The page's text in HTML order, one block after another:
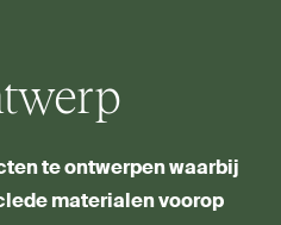
te ontwerpen waarbij
materialen voorop